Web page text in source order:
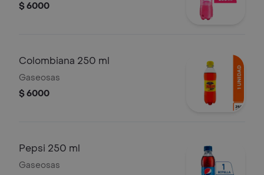
$ 6000
Colombiana 250 ml
Gaseosas
$ 6000
Pepsi 250 ml
Gaseosas